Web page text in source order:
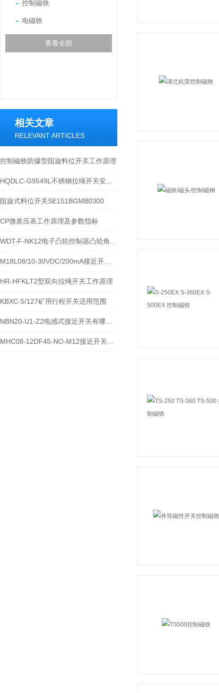
控制磁铁
电磁铁
查看全部
相关文章
RELEVANT ARTICLES
控制磁铁防爆型阻旋料位开关工作原理
阻旋式料位开关SE151BGMB0300
CP微差压表工作原理及参数指标
HR-HFKLT2型双向拉绳开关工作原理
KBXC-5/127矿用行程开关适用范围